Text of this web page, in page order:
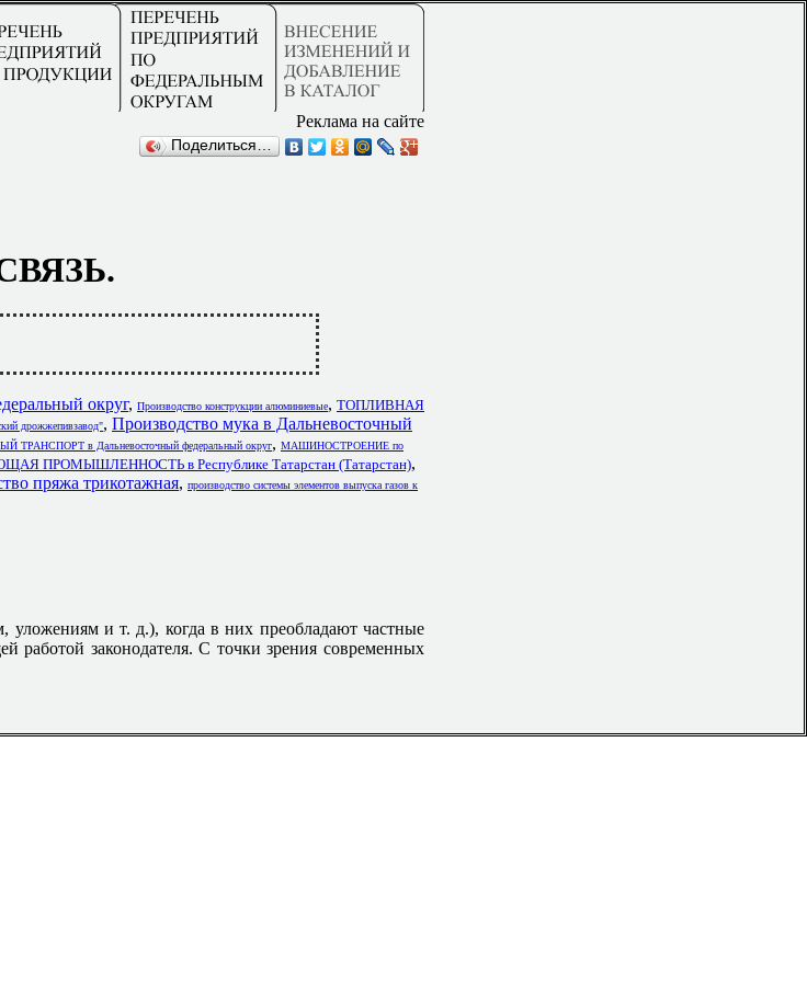
Реклама на сайте
Поделиться…
округ, Производство конструкции алюминиевые, ТОПЛИВНАЯ
дрожжепивзавод", Производство мука в Дальневосточный
ТРАНСПОРТ в Дальневосточный федеральный округ, МАШИНОСТРОЕНИЕ по
ПРОМЫШЛЕННОСТЬ в Республике Татарстан (Татарстан),
пряжа трикотажная, производство системы элементов выпуска газов к
и т. д.), когда в них преобладают частные
работой законодателя. С точки зрения современных